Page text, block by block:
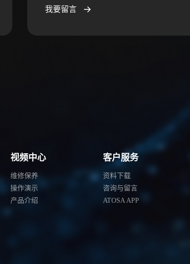
我要留言
视频中心
维修保养
操作演示
产品介绍
客户服务
资料下载
咨询与留言
ATOSA APP